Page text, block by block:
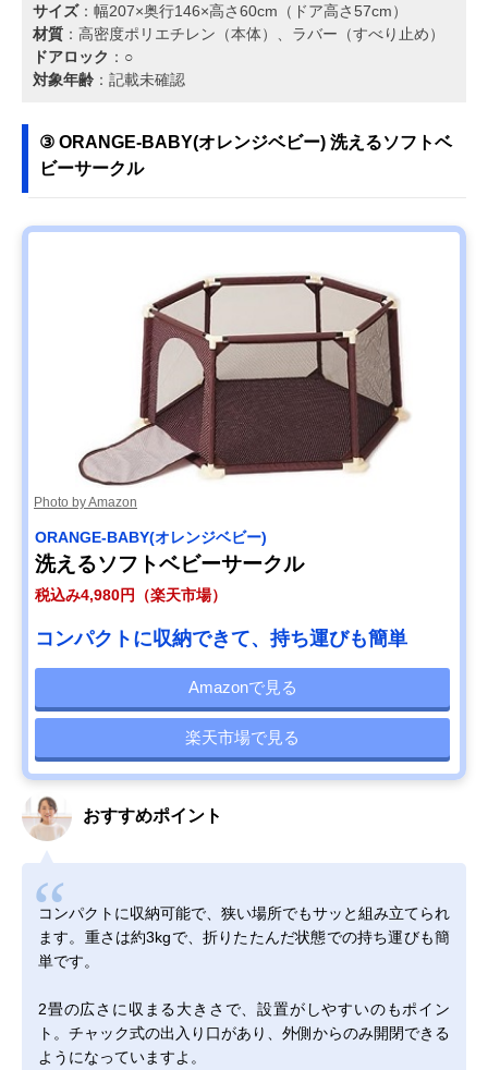
サイズ：幅207×奥行146×高さ60cm（ドア高さ57cm）
材質 ：高密度ポリエチレン（本体）、ラバー（すべり止め）
ドアロック ：○
対象年齢 ：記載未確認
③ ORANGE-BABY(オレンジベビー) 洗えるソフトベ
ビーサークル
Photo by Amazon
ORANGE-BABY(オレンジベビー)
洗えるソフトベビーサークル
税込み4,980円（楽天市場）
コンパクトに収納できて、持ち運びも簡単
Amazonで見る
楽天市場で見る
おすすめポイント
コンパクトに収納可能で、狭い場所でもサッと組み立てられ
ます。重さは約3kgで、折りたたんだ状態での持ち運びも簡
単です。
2畳の広さに収まる大きさで、設置がしやすいのもポイン
ト。チャック式の出入り口があり、外側からのみ開閉できる
ようになっていますよ。